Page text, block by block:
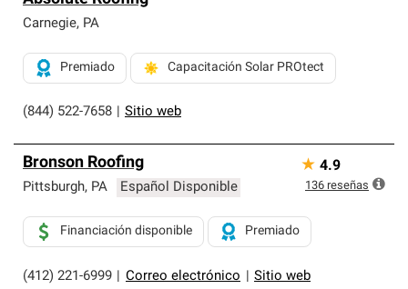
Carnegie, PA
(844) 522-7658 Sitio web
Premiado Capacitación Solar PROtect
Bronson Roofing
Pittsburgh, PA Español Disponible
(412) 221-6999 Correo electrónico Sitio web
Financiación disponible Premiado
★ 4.9
136 reseñas